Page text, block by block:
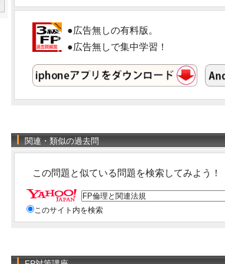
●広告無しの有料版。
●広告無しで集中学習！
関連・類似の過去問
この問題と似ている問題を検索してみよう！
このサイト内を検索